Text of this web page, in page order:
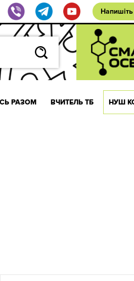
РАЗОМ ВЧИТЕЛЬ ТБ НУШ